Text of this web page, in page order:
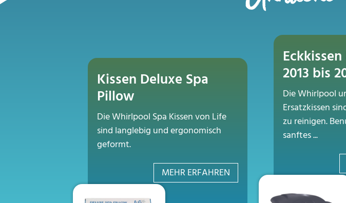
Kissen Deluxe Spa
Pillow
Die Whirlpool Spa Kissen von Life
sind langlebig und ergonomisch
geformt.
MEHR ERFAHREN
2013 bis
Die Whirlpool
Ersatzkissen
zu reinigen.
sanftes ...